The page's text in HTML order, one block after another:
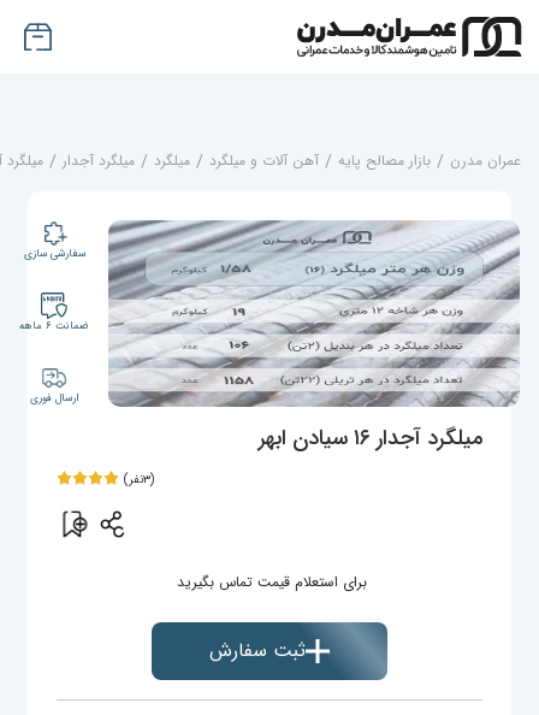
عمران مدرن / بازار مصالح پایه / آهن آلات و میلگرد / میلگرد / میلگرد آجدار / میلگرد
سفارشی سازی
ضمانت ۶ ماهه
ارسال فوری
میلگرد آجدار ۱۶ سیادن ابهر
(۳نفر)
برای استعلام قیمت تماس بگیرید
ثبت سفارش